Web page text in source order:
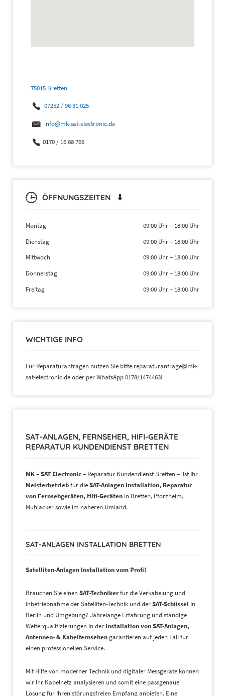
75015 Bretten
07252 / 96 31 025
info@mk-sat-electronic.de
0170 / 16 68 766
ÖFFNUNGSZEITEN ⬇
Montag 09:00 Uhr– 18:00 Uhr
Dienstag
09:00 Uhr– 18:00 Uhr
Mittwoch
09:00 Uhr– 18:00 Uhr
Donnerstag
09:00 Uhr– 18:00 Uhr
Freitag
09:00 Uhr– 18:00 Uhr
WICHTIGE INFO
Für Reparaturanfragen nutzen Sie bitte reparaturanfrage@mk-
sat-electronic.de oder per WhatsApp 0178/1474463!
SAT-ANLAGEN, FERNSEHER, HIFI-GERÄTE
REPARATUR KUNDENDIENST BRETTEN
MK – SAT Electronic– Reparatur Kundendienst Bretten – ist Ihr
Meisterbetriebfür dieSAT-Anlagen Installation, Reparatur
von Fernsehgeräten, Hifi-Geräten in Bretten, Pforzheim,
Mühlacker sowie im näheren Umland.
SAT-ANLAGEN INSTALLATION BRETTEN
Satelliten-Anlagen Installation vom Profi!
Brauchen Sie einenSAT-Technikerfür die Verkabelung und
Inbetriebnahme der Satelliten-Technik und derSAT-Schüssel in
Berlin und Umgebung? Jahrelange Erfahrung und ständige
Weiterqualifizierungen in der Installation von SAT-Anlagen,
Antennen- & Kabelfernsehen garantieren auf jeden Fall für
einen professionellen Service.
Mit Hilfe von moderner Technik und digitaler Messgeräte können
wir Ihr Kabelnetz analysieren und somit eine passgenaue
Lösung für Ihren störungsfreien Empfang anbieten. Eine